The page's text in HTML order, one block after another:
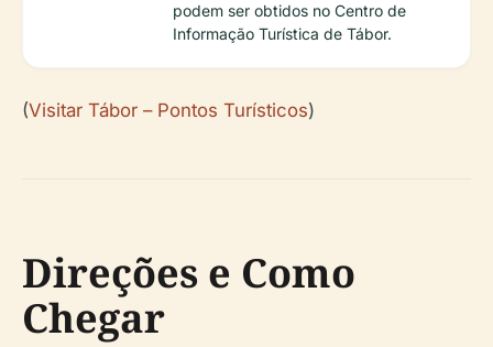
podem ser obtidos no Centro de
Informação Turística de Tábor.
(Visitar Tábor – Pontos Turísticos)
Direções e Como
Chegar